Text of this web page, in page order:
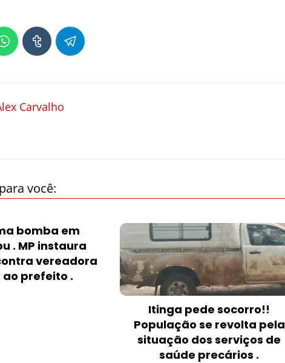
Carvalho
você:
bomba em
. MP instaura
vereadora
prefeito .
Itinga pede socorro!!
População se revolta pela
situação dos serviços de
saúde precários .